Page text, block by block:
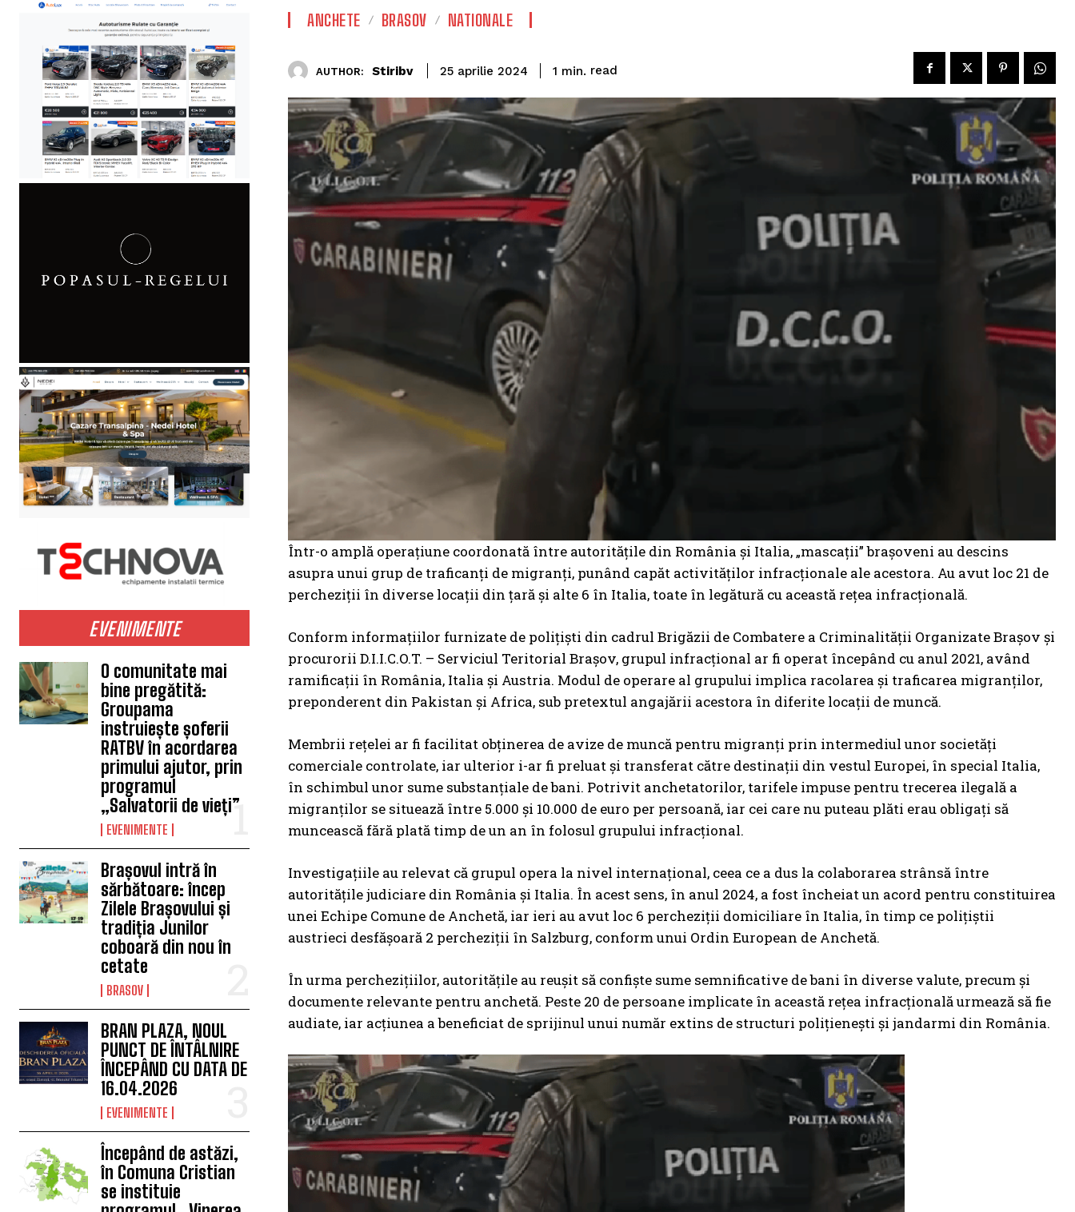
EVENIMENTE
O comunitate mai
bine pregătită:
Groupama
instruiește șoferii
RATBV în acordarea
primului ajutor, prin
programul
„Salvatorii de vieți”
EVENIMENTE
Brașovul intră în
sărbătoare: încep
Zilele Brașovului și
tradiția Junilor
coboară din nou în
cetate
BRASOV
BRAN PLAZA, NOUL
PUNCT DE ÎNTÂLNIRE
ÎNCEPÂND CU DATA DE
16.04.2026
EVENIMENTE
Începând de astăzi,
în Comuna Cristian
se instituie
ANCHETE BRASOV NATIONALE
AUTHOR: Stiribv 25 aprilie 2024 1 min. read
Într-o amplă operațiune coordonată între autoritățile din România și Italia, „mascații” brașoveni au descins
asupra unui grup de traficanți de migranți, punând capăt activităților infracționale ale acestora. Au avut loc 21 de
percheziții în diverse locații din țară și alte 6 în Italia, toate în legătură cu această rețea infracțională.
Conform informațiilor furnizate de polițiști din cadrul Brigăzii de Combatere a Criminalității Organizate Brașov și
procurorii D.I.I.C.O.T. – Serviciul Teritorial Brașov, grupul infracțional ar fi operat începând cu anul 2021, având
ramificații în România, Italia și Austria. Modul de operare al grupului implica racolarea și traficarea migranților,
preponderent din Pakistan și Africa, sub pretextul angajării acestora în diferite locații de muncă.
Membrii rețelei ar fi facilitat obținerea de avize de muncă pentru migranți prin intermediul unor societăți
comerciale controlate, iar ulterior i-ar fi preluat și transferat către destinații din vestul Europei, în special Italia,
în schimbul unor sume substanțiale de bani. Potrivit anchetatorilor, tarifele impuse pentru trecerea ilegală a
migranților se situează între 5.000 și 10.000 de euro per persoană, iar cei care nu puteau plăti erau obligați să
muncească fără plată timp de un an în folosul grupului infracțional.
Investigațiile au relevat că grupul opera la nivel internațional, ceea ce a dus la colaborarea strânsă între
autoritățile judiciare din România și Italia. În acest sens, în anul 2024, a fost încheiat un acord pentru constituirea
unei Echipe Comune de Anchetă, iar ieri au avut loc 6 percheziții domiciliare în Italia, în timp ce polițiștii
austrieci desfășoară 2 percheziții în Salzburg, conform unui Ordin European de Anchetă.
În urma perchezițiilor, autoritățile au reușit să confiște sume semnificative de bani în diverse valute, precum și
documente relevante pentru anchetă. Peste 20 de persoane implicate în această rețea infracțională urmează să fie
audiate, iar acțiunea a beneficiat de sprijinul unui număr extins de structuri polițienești și jandarmi din România.